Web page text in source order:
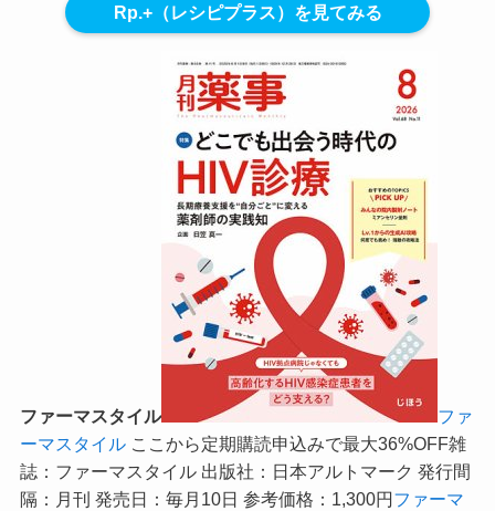
Rp.+（レシピプラス）を見てみる
ファーマスタイル
ファ
ーマスタイル ここから定期購読申込みで最大36%OFF雑
誌：ファーマスタイル 出版社：日本アルトマーク 発行間
隔：月刊 発売日：毎月10日 参考価格：1,300円 ファーマ